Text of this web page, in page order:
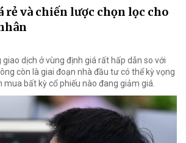
và chiến lược chọn lọc cho
dịch ở vùng định giá rất hấp dẫn so với
còn là giai đoạn nhà đầu tư có thể kỳ vọng
mua bất kỳ cổ phiếu nào đang giảm giá.